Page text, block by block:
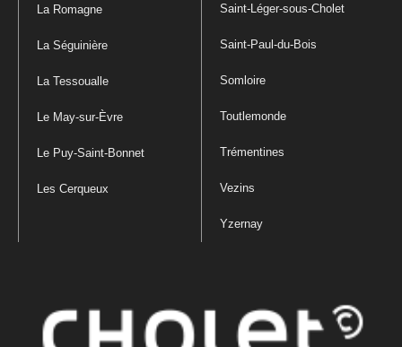
La Romagne
La Séguinière
La Tessoualle
Le May-sur-Èvre
Le Puy-Saint-Bonnet
Les Cerqueux
Saint-Léger-sous-Cholet
Saint-Paul-du-Bois
Somloire
Toutlemonde
Trémentines
Vezins
Yzernay